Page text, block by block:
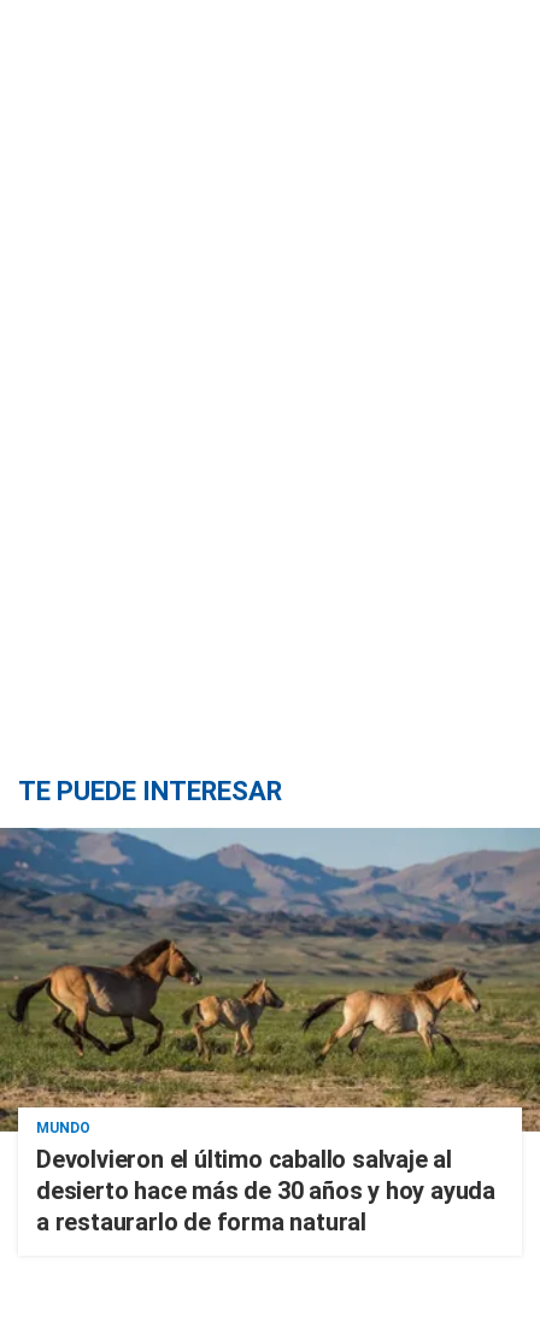
TE PUEDE INTERESAR
MUNDO
Devolvieron el último caballo salvaje al
desierto hace más de 30 años y hoy ayuda
a restaurarlo de forma natural